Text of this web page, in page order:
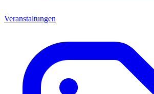
Veranstaltungen